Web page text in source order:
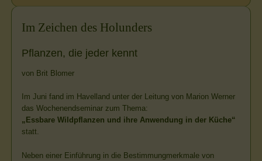
Im Zeichen des Holunders
Pflanzen, die jeder kennt
von Brit Blomer
Im Juni fand im Havelland unter der Leitung von Marion Werner
das Wochenendseminar zum Thema:
„Essbare Wildpflanzen und ihre Anwendung in der Küche“
statt.
Neben einer Einführung in die Bestimmungmerkmale von